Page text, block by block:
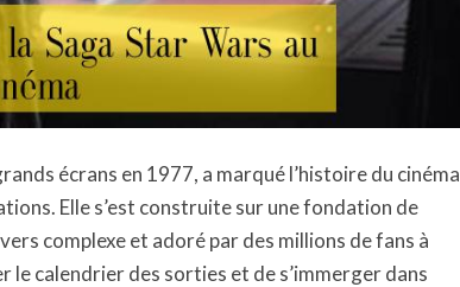
écrans en 1977, a marqué l’histoire du cinéma
Elle s’est construite sur une fondation de
complexe et adoré par des millions de fans à
calendrier des sorties et de s’immerger dans